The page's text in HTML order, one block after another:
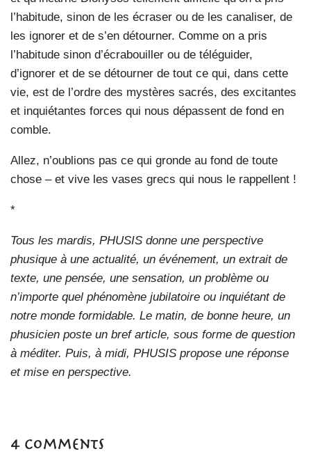
l’habitude, sinon de les écraser ou de les canaliser, de
les ignorer et de s’en détourner. Comme on a pris
l’habitude sinon d’écrabouiller ou de téléguider,
d’ignorer et de se détourner de tout ce qui, dans cette
vie, est de l’ordre des mystères sacrés, des excitantes
et inquiétantes forces qui nous dépassent de fond en
comble.
Allez, n’oublions pas ce qui gronde au fond de toute
chose – et vive les vases grecs qui nous le rappellent !
*
Tous les mardis, PHUSIS donne une perspective
phusique à une actualité, un événement, un extrait de
texte, une pensée, une sensation, un problème ou
n’importe quel phénomène jubilatoire ou inquiétant de
notre monde formidable. Le matin, de bonne heure, un
phusicien poste un bref article, sous forme de question
à méditer. Puis, à midi, PHUSIS propose une réponse
et mise en perspective.
4 Comments